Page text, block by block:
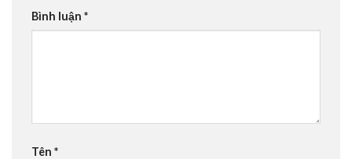
Bình luận *
Tên *